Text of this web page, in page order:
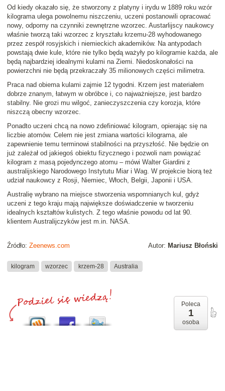
Od kiedy okazało się, że stworzony z platyny i irydu w 1889 roku wzór
kilograma ulega powolnemu niszczeniu, uczeni postanowili opracować
nowy, odporny na czynniki zewnętrzne wzorzec. Austarlijscy naukowcy
właśnie tworzą taki wzorzec z kryształu krzemu-28 wyhodowanego
przez zespół rosyjskich i niemieckich akademików. Na antypodach
powstają dwie kule, które nie tylko będą ważyły po kilogramie każda, ale
będą najbardziej idealnymi kulami na Ziemi. Niedoskonałości na
powierzchni nie będą przekraczały 35 milionowych części milimetra.
Praca nad obiema kulami zajmie 12 tygodni. Krzem jest materiałem
dobrze znanym, łatwym w obróbce i, co najważniejsze, jest bardzo
stabilny. Nie grozi mu wilgoć, zanieczyszczenia czy korozja, które
niszczą obecny wzorzec.
Ponadto uczeni chcą na nowo zdefiniować kilogram, opierając się na
liczbie atomów. Celem nie jest zmiana wartości kilograma, ale
zapewnienie temu terminowi stabilności na przyszłość. Nie będzie on
już zależał od jakiegoś obiektu fizycznego i pozwoli nam powiązać
kilogram z masą pojedynczego atomu – mówi Walter Giardini z
australijskiego Narodowego Instytutu Miar i Wag. W projekcie biorą też
udział naukowcy z Rosji, Niemiec, Włoch, Belgii, Japonii i USA.
Australię wybrano na miejsce stworzenia wspomnianych kul, gdyż
uczeni z tego kraju mają największe doświadczenie w tworzeniu
idealnych kształtów kulistych. Z tego właśnie powodu od lat 90.
klientem Australijczyków jest m.in. NASA.
Autor: Mariusz Błoński
Źródło: Zeenews.com
kilogram wzorzec krzem-28 Australia
Poleca
1
osoba